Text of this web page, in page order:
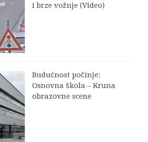
i brze vožnje (Video)
Budućnost počinje:
Osnovna škola – Kruna
obrazovne scene